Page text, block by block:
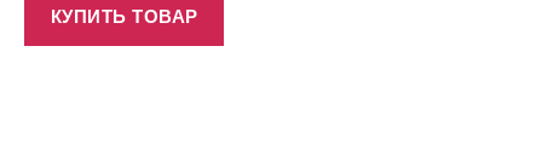
КУПИТЬ ТОВАР